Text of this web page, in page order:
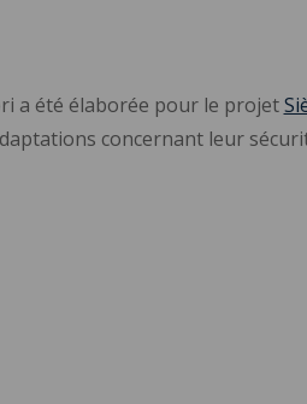
a été élaborée pour le projet
concernant leur